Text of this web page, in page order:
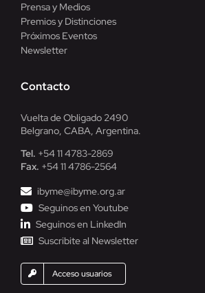
Prensa y Medios
Premios y Distinciones
Próximos Eventos
Newsletter
Contacto
Vuelta de Obligado 2490
Belgrano, CABA, Argentina.
Tel. +54 11 4783-2869
Fax. +54 11 4786-2564
ibyme@ibyme.org.ar
Seguinos en Youtube
Seguinos en LinkedIn
Suscribite al Newsletter
Acceso usuarios